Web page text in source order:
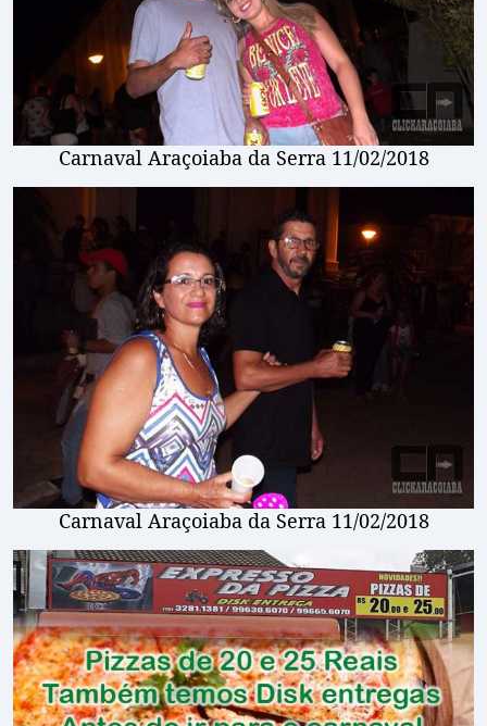
Carnaval Araçoiaba da Serra 11/02/2018
Carnaval Araçoiaba da Serra 11/02/2018